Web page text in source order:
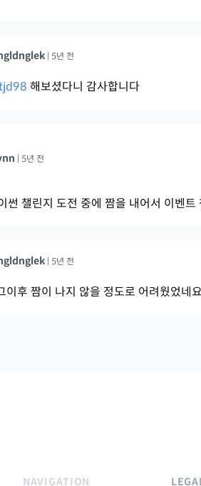
5년 전
해보셨다니 감사합니다
5년 전
썬 챌린지 도전 중에 짬을 내어서 이벤트
5년 전
이후 짬이 나지 않을 정도로 어려웠었네요
NAVIGATION